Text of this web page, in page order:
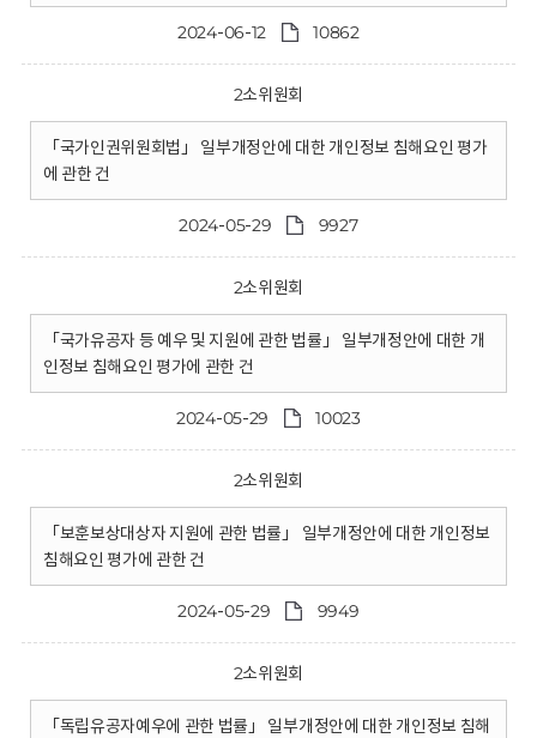
2024-06-12 10862
2소위원회
「국가인권위원회법」 일부개정안에 대한 개인정보 침해요인 평가
에 관한 건
2024-05-29 9927
2소위원회
「국가유공자 등 예우 및 지원에 관한 법률」 일부개정안에 대한 개
인정보 침해요인 평가에 관한 건
2024-05-29 10023
2소위원회
「보훈보상대상자 지원에 관한 법률」 일부개정안에 대한 개인정보
침해요인 평가에 관한 건
2024-05-29 9949
2소위원회
「독립유공자예우에 관한 법률」 일부개정안에 대한 개인정보 침해